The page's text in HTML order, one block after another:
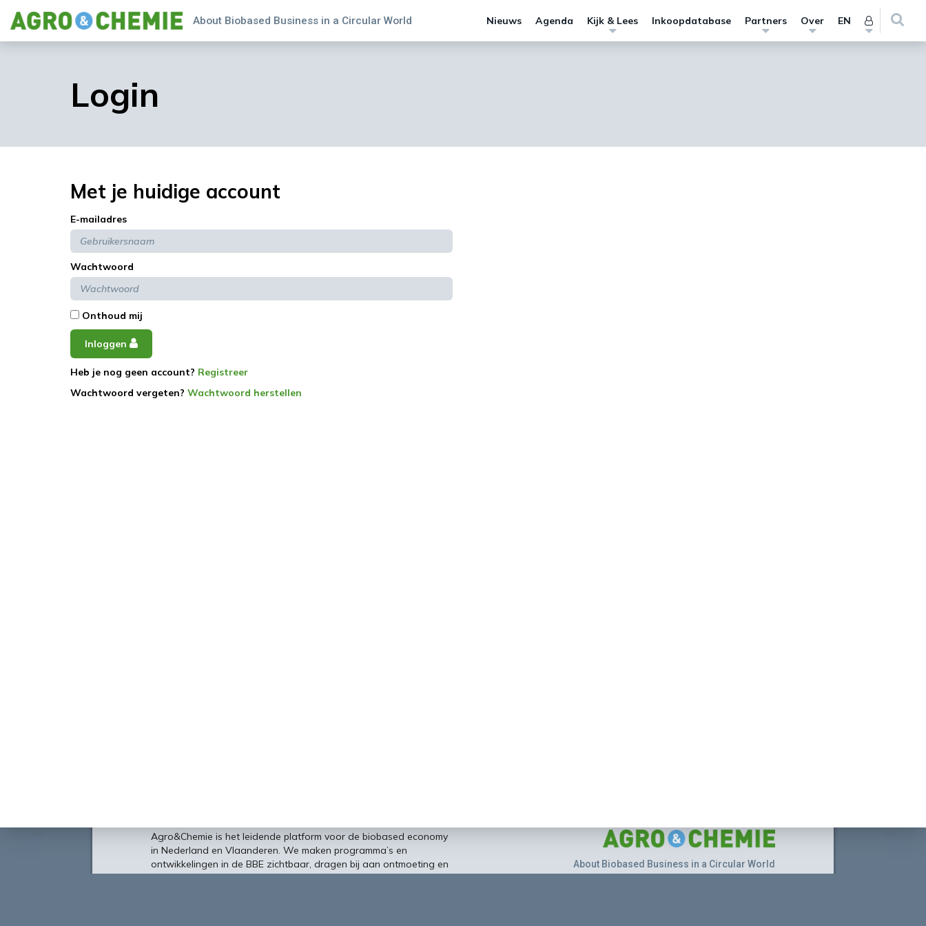
About Biobased Business in a Circular World Nieuws Agenda Kijk & Lees Inkoopdatabase Partners Over EN
Login
Met je huidige account
E-mailadres
Wachtwoord
Onthoud mij
Inloggen
Heb je nog geen account? Registreer
Wachtwoord vergeten? Wachtwoord herstellen
Agro&Chemie is het leidende platform voor de biobased economy
in Nederland en Vlaanderen. We maken programma’s en
ontwikkelingen in de BBE zichtbaar, dragen bij aan ontmoeting en
verbinding tussen ondernemers, kennisinstellingen en overheid en
About Biobased Business in a Circular World